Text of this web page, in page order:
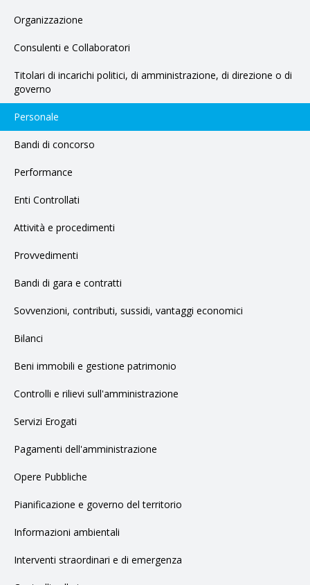
Organizzazione
Consulenti e Collaboratori
Titolari di incarichi politici, di amministrazione, di direzione o di
governo
Personale
Bandi di concorso
Performance
Enti Controllati
Attività e procedimenti
Provvedimenti
Bandi di gara e contratti
Sovvenzioni, contributi, sussidi, vantaggi economici
Bilanci
Beni immobili e gestione patrimonio
Controlli e rilievi sull'amministrazione
Servizi Erogati
Pagamenti dell'amministrazione
Opere Pubbliche
Pianificazione e governo del territorio
Informazioni ambientali
Interventi straordinari e di emergenza